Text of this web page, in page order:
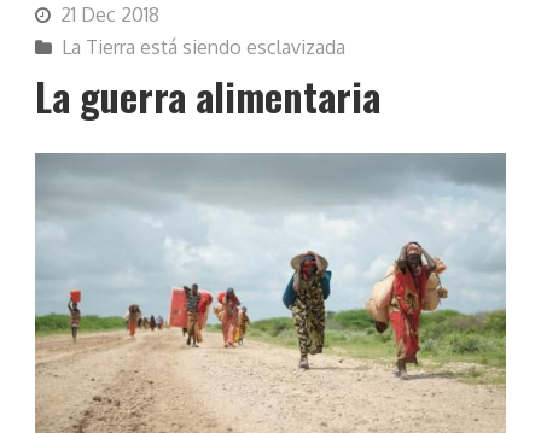
21 Dec 2018
La Tierra está siendo esclavizada
La guerra alimentaria